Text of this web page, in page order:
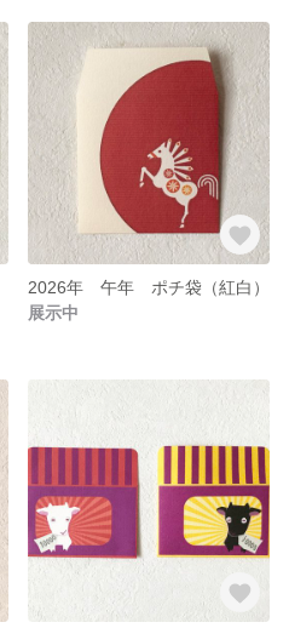
2026年 午年 ポチ袋（紅白）
展示中